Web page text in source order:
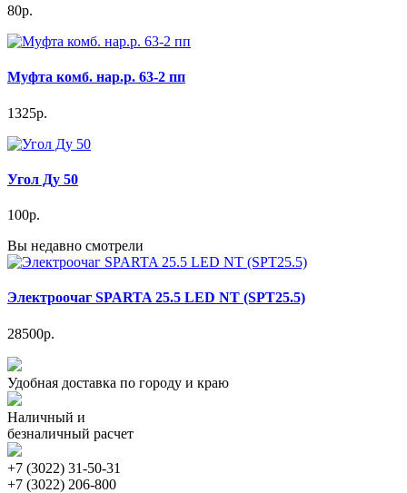
80р.
Муфта комб. нар.р. 63-2 пп
1325р.
Угол Ду 50
100р.
Вы недавно смотрели
Электроочаг SPARTA 25.5 LED NT (SPT25.5)
28500р.
Удобная доставка по городу и краю
Наличный и
безналичный расчет
+7 (3022) 31-50-31
+7 (3022) 206-800